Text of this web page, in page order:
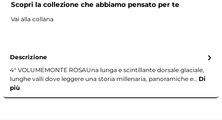
Scopri la collezione che abbiamo pensato per te
Vai alla collana
Descrizione
4° VOLUMEMONTE ROSAUna lunga e scintillante dorsale glaciale,
lunghe valli dove leggere una storia millenaria, panoramiche e… Di
più